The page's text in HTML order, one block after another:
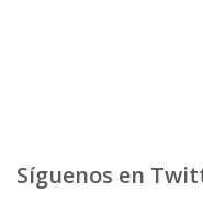
Síguenos en